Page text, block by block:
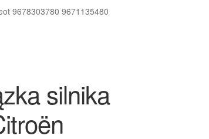
9678303780 9671135480
silnika